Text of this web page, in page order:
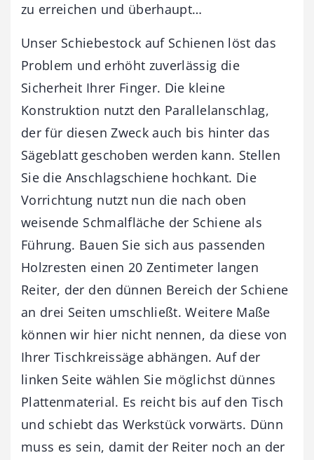
zu erreichen und überhaupt…
Unser Schiebestock auf Schienen löst das
Problem und erhöht zuverlässig die
Sicherheit Ihrer Finger. Die kleine
Konstruktion nutzt den Parallelanschlag,
der für diesen Zweck auch bis hinter das
Sägeblatt geschoben werden kann. Stellen
Sie die Anschlagschiene hochkant. Die
Vorrichtung nutzt nun die nach oben
weisende Schmalfläche der Schiene als
Führung. Bauen Sie sich aus passenden
Holzresten einen 20 Zentimeter langen
Reiter, der den dünnen Bereich der Schiene
an drei Seiten umschließt. Weitere Maße
können wir hier nicht nennen, da diese von
Ihrer Tischkreissäge abhängen. Auf der
linken Seite wählen Sie möglichst dünnes
Plattenmaterial. Es reicht bis auf den Tisch
und schiebt das Werkstück vorwärts. Dünn
muss es sein, damit der Reiter noch an der